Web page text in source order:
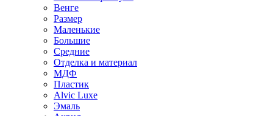
Венге
Размер
Маленькие
Большие
Средние
Отделка и материал
МДФ
Пластик
Alvic Luxe
Эмаль